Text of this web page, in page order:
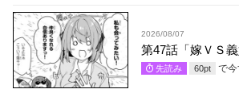
2026/08/07
第47話「嫁ＶＳ
先読み 60pt で今